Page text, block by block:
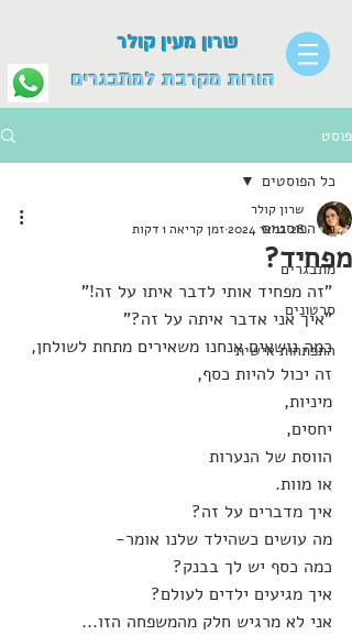
הורות מקרבת למתבגרים
שרון מעין קולר
פוסט
כל הפוסטים
מתבגרים
סרטונים
התפתחות אישית
כל הפוסטים
מפחיד?
שרון קולר
28 במאי 2024
זמן קריאה 1 דקות
"זה מפחיד אותי לדבר איתו על זה!"
"איך אני אדבר איתה על זה?"
כמה נושאים אנחנו משאירים מתחת לשולחן,
זה יכול להיות כסף,
מיניות,
יחסים,
הווסת של הנערות
או מוות.
איך מדברים על זה?
מה עושים כשהילד שלנו אומר-
כמה כסף יש לך בבנק?
איך מגיעים ילדים לעולם?
אני לא מרגיש חלק מהמשפחה הזו...